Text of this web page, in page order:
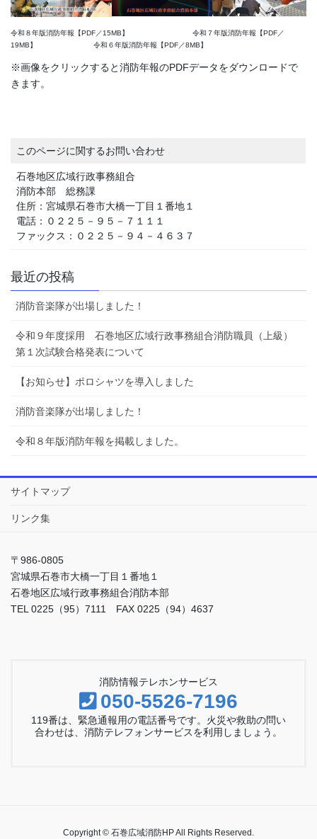
令和８年版消防年報【PDF／15MB】 令和７年版消防年報【PDF／
19MB】 令和６年版消防年報【PDF／8MB】
※画像をクリックすると消防年報のPDFデータをダウンロードで
きます。
このページに関するお問い合わせ
石巻地区広域行政事務組合
消防本部 総務課
住所：宮城県石巻市大橋一丁目１番地１
電話：０２２５－９５－７１１１
ファックス：０２２５－９４－４６３７
最近の投稿
消防音楽隊が出場しました！
令和９年度採用 石巻地区広域行政事務組合消防職員（上級）
第１次試験合格発表について
【お知らせ】ポロシャツを導入しました
消防音楽隊が出場しました！
令和８年版消防年報を掲載しました。
サイトマップ
リンク集
〒986-0805
宮城県石巻市大橋一丁目１番地１
石巻地区広域行政事務組合消防本部
TEL 0225（95）7111 FAX 0225（94）4637
消防情報テレホンサービス
050-5526-7196
119番は、緊急通報用の電話番号です。火災や救助の問い
合わせは、消防テレフォンサービスを利用しましょう。
Copyright © 石巻広域消防HP All Rights Reserved.